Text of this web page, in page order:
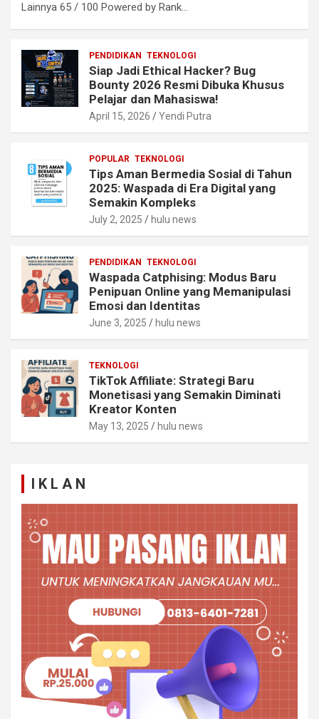
Lainnya 65 / 100 Powered by Rank…
PENDIDIKAN TEKNOLOGI
Siap Jadi Ethical Hacker? Bug
Bounty 2026 Resmi Dibuka Khusus
Pelajar dan Mahasiswa!
April 15, 2026 Yendi Putra
POPULAR TEKNOLOGI
Tips Aman Bermedia Sosial di Tahun
2025: Waspada di Era Digital yang
Semakin Kompleks
July 2, 2025 hulu news
PENDIDIKAN TEKNOLOGI
Waspada Catphising: Modus Baru
Penipuan Online yang Memanipulasi
Emosi dan Identitas
June 3, 2025 hulu news
TEKNOLOGI
TikTok Affiliate: Strategi Baru
Monetisasi yang Semakin Diminati
Kreator Konten
May 13, 2025 hulu news
I K L A N